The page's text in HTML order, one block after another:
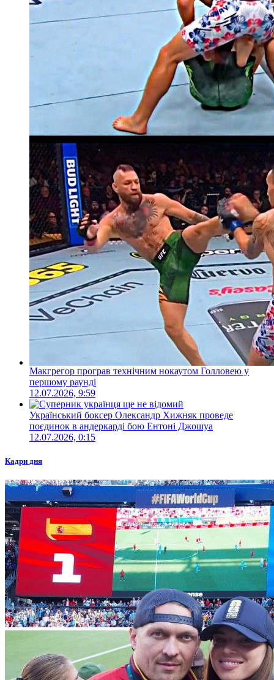
Макгрегор програв технічним нокаутом Голловею у
першому раунді
12.07.2026, 9:59
Український боксер Олександр Хижняк проведе
поєдинок в андеркарді бою Ентоні Джошуа
12.07.2026, 0:15
Кадри дня